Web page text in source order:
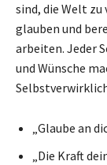
sind, die Welt zu
glauben und
arbeiten. Jeder
und Wünsche
„Glaube an
„Die Kraft